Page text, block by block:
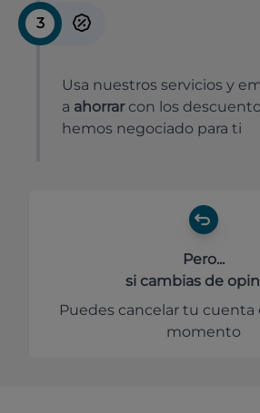
3
Usa nuestros servicios y
a ahorrar con los
hemos negociado para ti
Pero...
si cambias de
Puedes cancelar tu cuenta
momento